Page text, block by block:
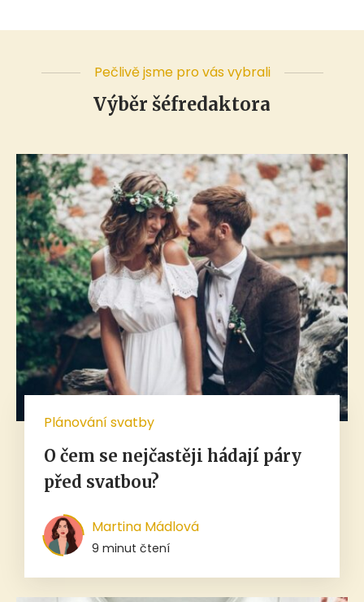
Pečlivě jsme pro vás vybrali
Výběr šéfredaktora
Plánování svatby
O čem se nejčastěji hádají páry
před svatbou?
Martina Mádlová
9 minut čtení